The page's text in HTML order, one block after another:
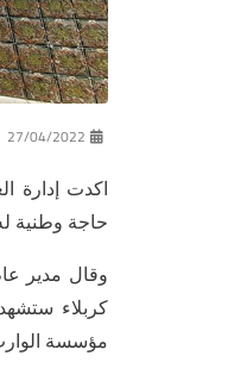
27/04/2022
اكدت إدارة
حاجة وطنية
وقال مدير
مؤسسة الوارث